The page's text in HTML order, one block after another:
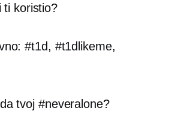
ti koristio?
#t1d, #t1dlikeme,
tvoj #neveralone?